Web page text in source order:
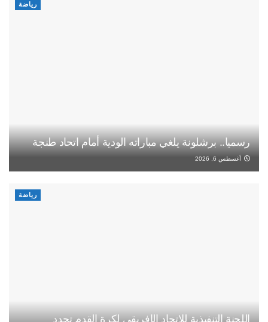
رياضة
رسميا.. برشلونة يلغي مباراته الودية أمام اتحاد طنجة
أغسطس 6, 2026
رياضة
اللجنة التنفيذية للاتحاد الإفريقي لكرة القدم تجدد